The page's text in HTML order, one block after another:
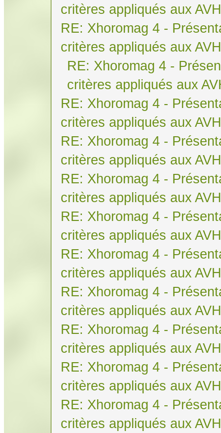
critères appliqués aux AVH
RE: Xhoromag 4 -
critères appliqués aux AVH
RE: Xhoromag 4 -
critères appliqués aux
RE: Xhoromag 4 -
critères appliqués aux AVH
RE: Xhoromag 4 -
critères appliqués aux AVH
RE: Xhoromag 4 -
critères appliqués aux AVH
RE: Xhoromag 4 -
critères appliqués aux AVH
RE: Xhoromag 4 -
critères appliqués aux AVH
RE: Xhoromag 4 -
critères appliqués aux AVH
RE: Xhoromag 4 -
critères appliqués aux AVH
RE: Xhoromag 4 -
critères appliqués aux AVH
RE: Xhoromag 4 -
critères appliqués aux AVH